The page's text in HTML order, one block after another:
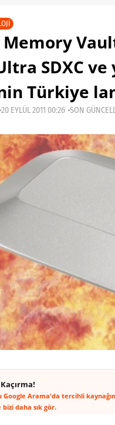
SDXC ve
Türkiye
20 EYLÜL 2011 00:26 SON
Google Arama'da tercihli
daha sık gör.